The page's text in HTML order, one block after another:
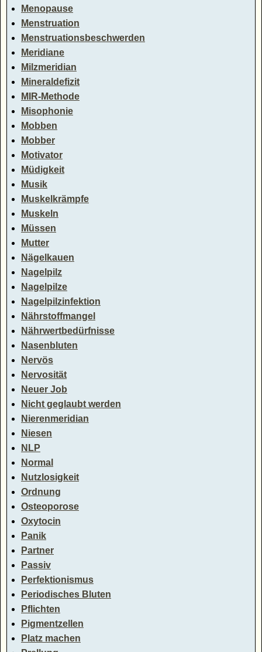
Menopause
Menstruation
Menstruationsbeschwerden
Meridiane
Milzmeridian
Mineraldefizit
MIR-Methode
Misophonie
Mobben
Mobber
Motivator
Müdigkeit
Musik
Muskelkrämpfe
Muskeln
Müssen
Mutter
Nägelkauen
Nagelpilz
Nagelpilze
Nagelpilzinfektion
Nährstoffmangel
Nährwertbedürfnisse
Nasenbluten
Nervös
Nervosität
Neuer Job
Nicht geglaubt werden
Nierenmeridian
Niesen
NLP
Normal
Nutzlosigkeit
Ordnung
Osteoporose
Oxytocin
Panik
Partner
Passiv
Perfektionismus
Periodisches Bluten
Pflichten
Pigmentzellen
Platz machen